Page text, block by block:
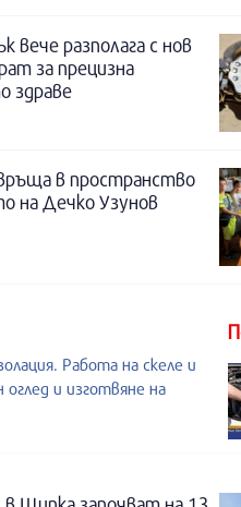
вече разполага с нов
за прецизна
здраве
в пространство
на Дечко Узунов
Работа на скеле и
оглед и изготвяне на